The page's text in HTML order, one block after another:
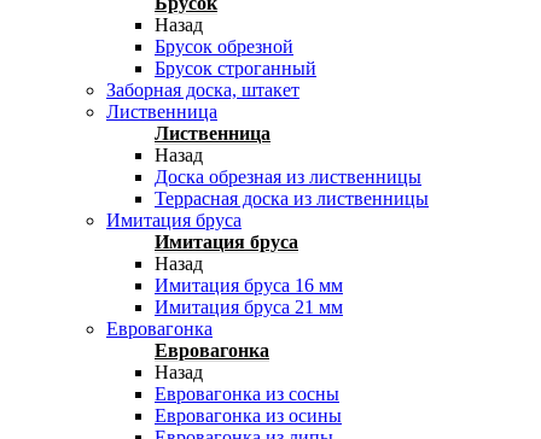
Назад
Брусок обрезной
Брусок строганный
Заборная доска, штакет
Лиственница
Лиственница
Назад
Доска обрезная из лиственницы
Террасная доска из лиственницы
Имитация бруса
Имитация бруса
Назад
Имитация бруса 16 мм
Имитация бруса 21 мм
Евровагонка
Евровагонка
Назад
Евровагонка из сосны
Евровагонка из осины